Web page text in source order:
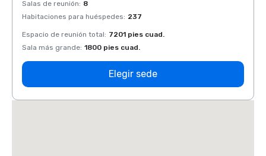
Salas de reunión: 8
Habitaciones para huéspedes: 237
Espacio de reunión total: 7201 pies cuad.
Sala más grande: 1800 pies cuad.
Elegir sede